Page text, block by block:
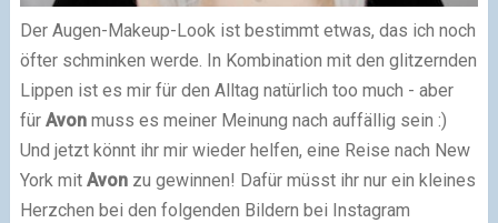
Der Augen-Makeup-Look ist bestimmt etwas, das ich noch
öfter schminken werde. In Kombination mit den glitzernden
Lippen ist es mir für den Alltag natürlich too much - aber
für Avonmuss es meiner Meinung nach auffällig sein :)
Und jetzt könnt ihr mir wieder helfen, eine Reise nach New
York mit Avonzu gewinnen! Dafür müsst ihr nur ein kleines
Herzchen bei den folgenden Bildern bei Instagram